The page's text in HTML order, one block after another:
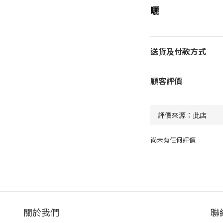
曬
送貨及付款方式
顧客評價
尚未有任何評價
關於我們 聯